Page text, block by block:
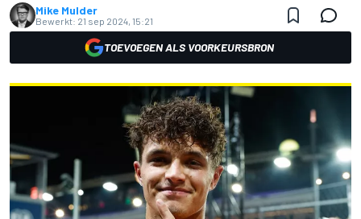
Mike Mulder
Bewerkt: 21 sep 2024, 15:21
TOEVOEGEN ALS VOORKEURSBRON